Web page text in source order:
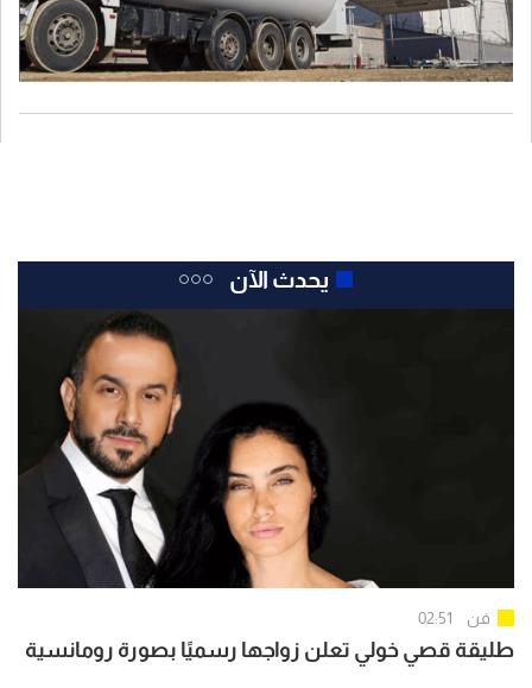
يحدث الآن
فن 02:51
طليقة قصي خولي تعلن زواجها رسميًا بصورة رومانسية